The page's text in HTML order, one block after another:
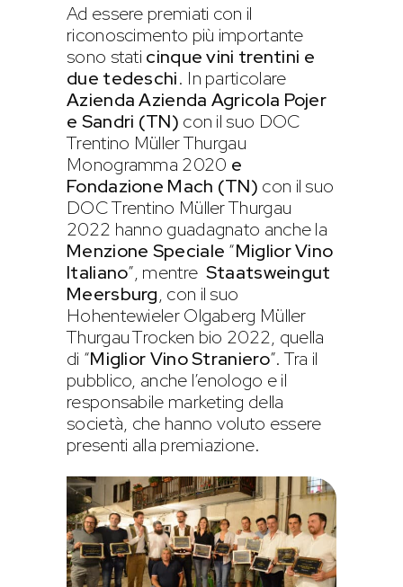
Ad essere premiati con il
riconoscimento più importante
sono stati cinque vini trentini e
due tedeschi. In particolare
Azienda Azienda Agricola Pojer
e Sandri (TN) con il suo DOC
Trentino Müller Thurgau
Monogramma 2020 e
Fondazione Mach (TN) con il suo
DOC Trentino Müller Thurgau
2022 hanno guadagnato anche la
Menzione Speciale “Miglior Vino
Italiano”, mentre Staatsweingut
Meersburg, con il suo
Hohentewieler Olgaberg Müller
Thurgau Trocken bio 2022, quella
di “Miglior Vino Straniero”. Tra il
pubblico, anche l’enologo e il
responsabile marketing della
società, che hanno voluto essere
presenti alla premiazione.